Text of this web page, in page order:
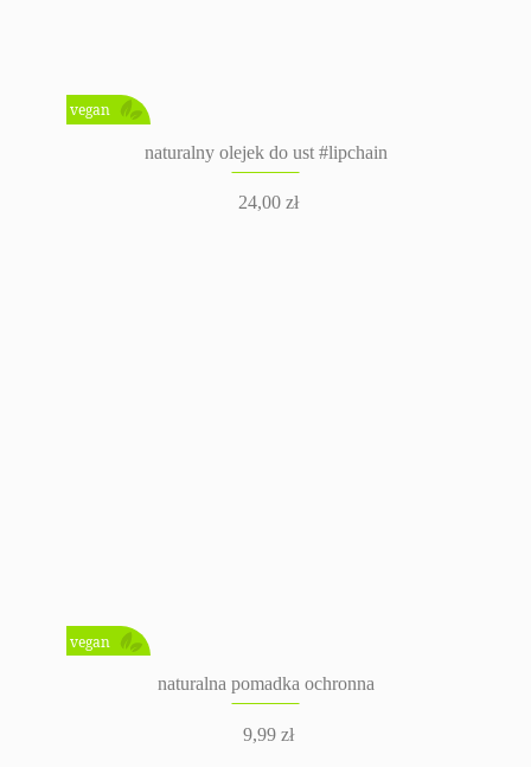
vegan
naturalny olejek do ust #lipchain
24,00 zł
vegan
naturalna pomadka ochronna
9,99 zł